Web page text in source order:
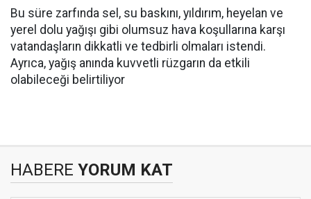
Bu süre zarfında sel, su baskını, yıldırım, heyelan ve
yerel dolu yağışı gibi olumsuz hava koşullarına karşı
vatandaşların dikkatli ve tedbirli olmaları istendi.
Ayrıca, yağış anında kuvvetli rüzgarın da etkili
olabileceği belirtiliyor
HABERE YORUM KAT